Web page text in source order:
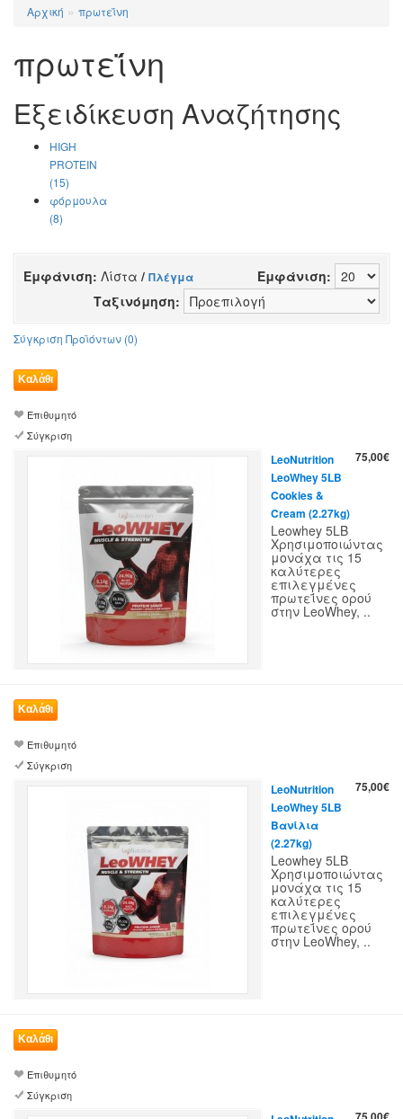
Αρχική » πρωτεΐνη
πρωτεΐνη
Εξειδίκευση Αναζήτησης
HIGH
PROTEIN
(15)
φόρμουλα
(8)
Εμφάνιση: Λίστα / Πλέγμα
Εμφάνιση:
Ταξινόμηση:
Σύγκριση Προϊόντων (0)
Επιθυμητό
Σύγκριση
75,00€
LeoNutrition
LeoWhey 5LB
Cookies &
Cream (2.27kg)
Leowhey 5LB
Χρησιμοποιώντας
μονάχα τις 15
καλύτερες
επιλεγμένες
πρωτεΐνες ορού
στην LeoWhey, ..
Επιθυμητό
Σύγκριση
75,00€
LeoNutrition
LeoWhey 5LB
Βανίλια
(2.27kg)
Leowhey 5LB
Χρησιμοποιώντας
μονάχα τις 15
καλύτερες
επιλεγμένες
πρωτεΐνες ορού
στην LeoWhey, ..
Επιθυμητό
Σύγκριση